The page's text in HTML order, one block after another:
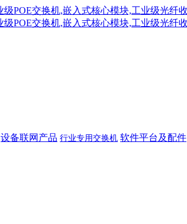
设备联网产品 行业专用交换机 软件平台及配件